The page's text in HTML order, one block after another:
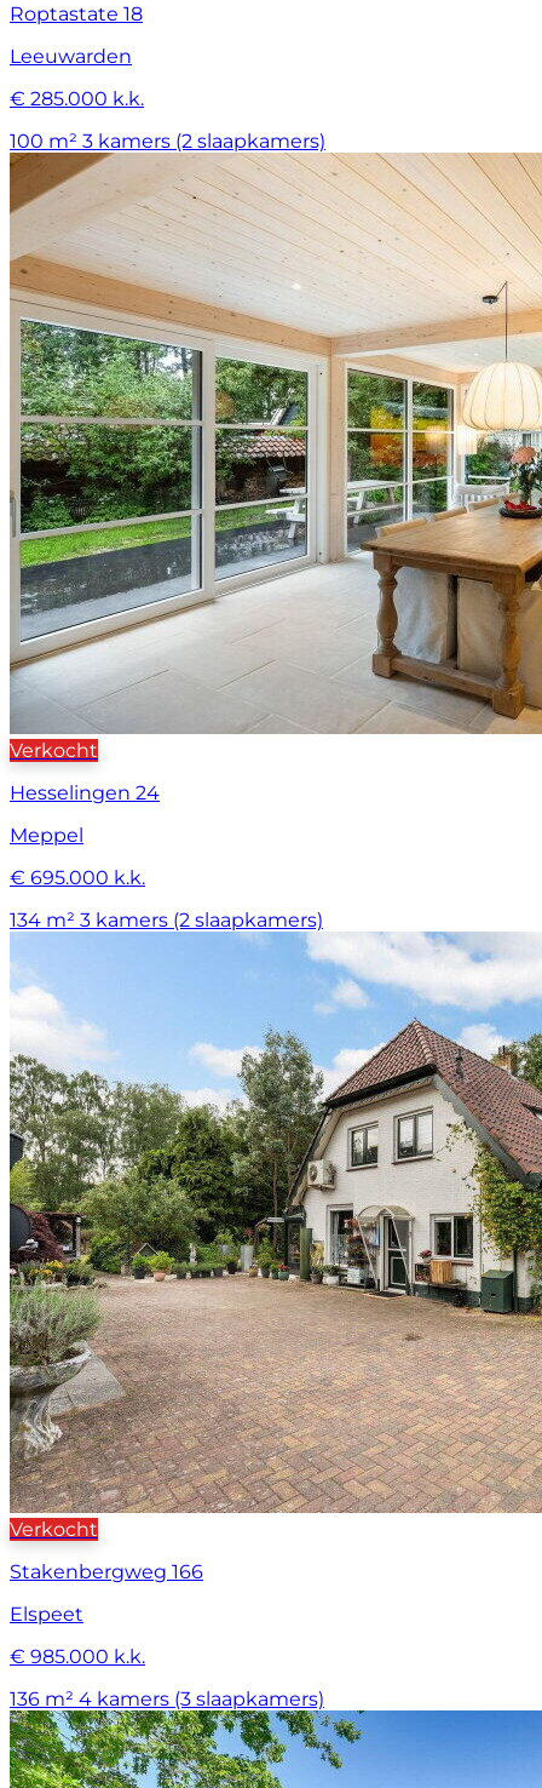
Roptastate 18
Leeuwarden
€ 285.000 k.k.
100 m² 3 kamers (2 slaapkamers)
Verkocht
Hesselingen 24
Meppel
€ 695.000 k.k.
134 m² 3 kamers (2 slaapkamers)
Verkocht
Stakenbergweg 166
Elspeet
€ 985.000 k.k.
136 m² 4 kamers (3 slaapkamers)